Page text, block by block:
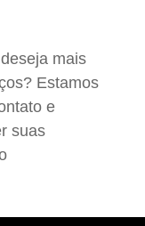
mais
Estamos
e
suas